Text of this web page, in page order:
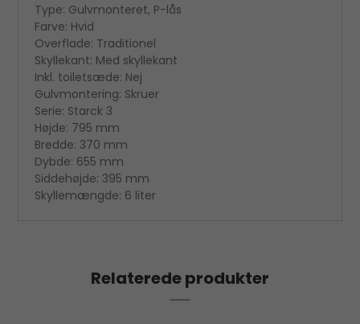
Type: Gulvmonteret, P-lås
Farve: Hvid
Overflade: Traditionel
Skyllekant: Med skyllekant
Inkl. toiletsæde: Nej
Gulvmontering: Skruer
Serie: Starck 3
Højde: 795 mm
Bredde: 370 mm
Dybde: 655 mm
Siddehøjde: 395 mm
Skyllemængde: 6 liter
Relaterede produkter